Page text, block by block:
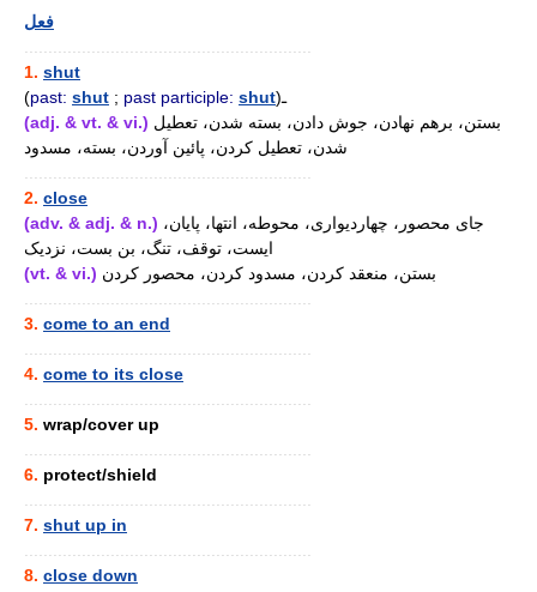
فعل
1. shut
(past: shut ; past participle: shut )ـ
(adj. & vt. & vi.)
شدن، تعطیل کردن، پائین آوردن، بسته، مسدود
2. close
(adv. & adj. & n.)
ایست، توقف، تنگ، بن بست، نزدیک
(vt. & vi.) بستن، منعقد کردن، مسدود کردن، محصور کردن
3. come to an end
4. come to its close
5. wrap/cover up
6. protect/shield
7. shut up in
8. close down